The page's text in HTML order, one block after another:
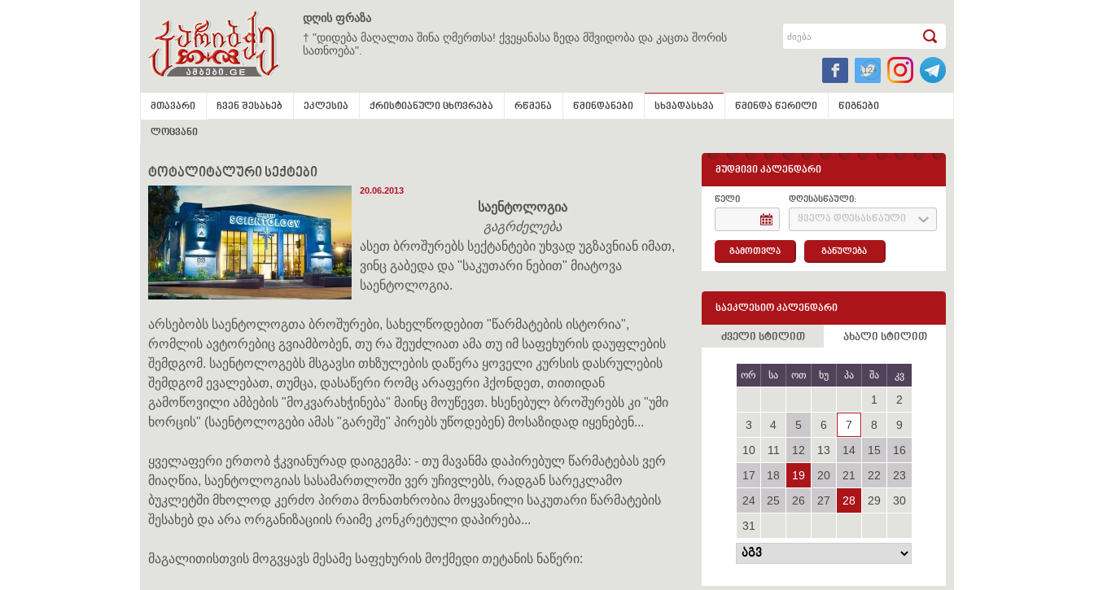
დღის ფრაზა
† "დიდება მაღალთა შინა ღმერთსა! ქვეყანასა ზედა მშვიდობა და კაცთა შორის
სათნოება".
მთავარი ჩვენ შესახებ ეკლესია ქრისტიანული ცხოვრება რწმენა წმინდანები სხვადასხვა წმინდა წერილი წიგნები
ლოცვანი
ტოტალიტალური სექტები
20.06.2013
საენტოლოგია
გაგრძელება
ასეთ ბროშურებს სექტანტები უხვად უგზავნიან იმათ,
ვინც გაბედა და "საკუთარი ნებით" მიატოვა
საენტოლოგია.
არსებობს საენტოლოგთა ბროშურები, სახელწოდებით "წარმატების ისტორია",
რომლის ავტორებიც გვიამბობენ, თუ რა შეუძლიათ ამა თუ იმ საფეხურის დაუფლების
შემდგომ. საენტოლოგებს მსგავსი თხზულების დაწერა ყოველი კურსის დასრულების
შემდგომ ევალებათ, თუმცა, დასაწერი რომც არაფერი ჰქონდეთ, თითიდან
გამოწოვილი ამბების "მოკვარახჭინება" მაინც მოუწევთ. ხსენებულ ბროშურებს კი "უმი
ხორცის" (საენტოლოგები ამას "გარეშე" პირებს უწოდებენ) მოსაზიდად იყენებენ...
ყველაფერი ერთობ ჭკვიანურად დაიგეგმა: - თუ მავანმა დაპირებულ წარმატებას ვერ
მიაღწია, საენტოლოგიას სასამართლოში ვერ უჩივლებს, რადგან სარეკლამო
ბუკლეტში მხოლოდ კერძო პირთა მონათხრობია მოყვანილი საკუთარი წარმატების
შესახებ და არა ორგანიზაციის რაიმე კონკრეტული დაპირება...
მაგალითისთვის მოგვყავს მესამე საფეხურის მოქმედი თეტანის ნაწერი:
მუდმივი კალენდარი
წელი დღესასწაული:
ყველა დღესასწაული
გამოთვლა განულება
საეკლესიო კალენდარი
ძველი სტილით ახალი სტილით
ორ სა ოთ ხუ პა შა კვ
1
2
3
4 5 6 7 8
9
10
11 12 13 14 15
16
17
18 19 20 21 22
23
24
25 26 27 28 29
30
31